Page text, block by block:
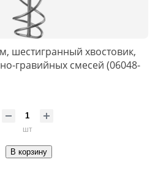
шестигранный хвостовик,
гравийных смесей (06048-
шт
В корзину